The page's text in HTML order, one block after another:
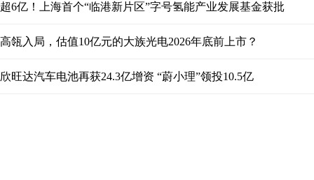
超6亿！上海首个“临港新片区”字号氢能产业发展基金获批
高瓴入局，估值10亿元的大族光电2026年底前上市？
欣旺达汽车电池再获24.3亿增资 “蔚小理”领投10.5亿